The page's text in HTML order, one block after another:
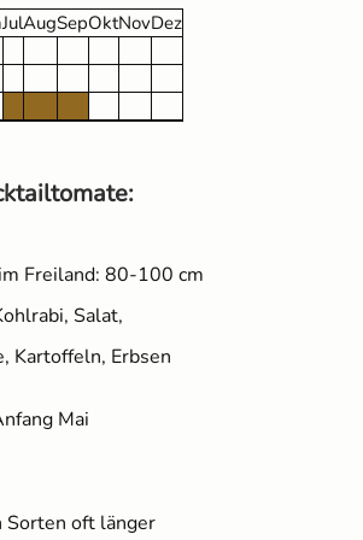
JulAugSepOktNovDez
Freiland: 80-100 cm
Salat,
Kartoffeln, Erbsen
Mai
Sorten oft länger